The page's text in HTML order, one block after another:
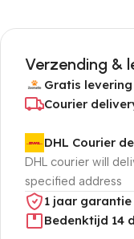
Verzending &
Gratis
Courier
DHL Courier
DHL courier will
specified address
1 jaar garantie
Bedenktijd 14